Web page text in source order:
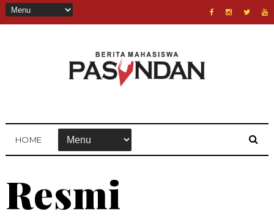
HOME
Resmi